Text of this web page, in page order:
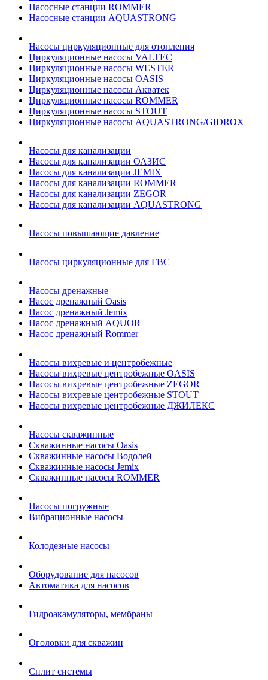
Насосные станции ROMMER
Насосные станции AQUASTRONG
Насосы циркуляционные для отопления
Циркуляционные насосы VALTEC
Циркуляционные насосы WESTER
Циркуляционные насосы OASIS
Циркуляционные насосы Акватек
Циркуляционные насосы ROMMER
Циркуляционные насосы STOUT
Циркуляционные насосы AQUASTRONG/GIDROX
Насосы для канализации
Насосы для канализации ОАЗИС
Насосы для канализации JEMIX
Насосы для канализации ROMMER
Насосы для канализации ZEGOR
Насосы для канализации AQUASTRONG
Насосы повышающие давление
Насосы циркуляционные для ГВС
Насосы дренажные
Насос дренажный Oasis
Насос дренажный Jemix
Насос дренажный AQUOR
Насос дренажный Rommer
Насосы вихревые и центробежные
Насосы вихревые центробежные OASIS
Насосы вихревые центробежные ZEGOR
Насосы вихревые центробежные STOUT
Насосы вихревые центробежные ДЖИЛЕКС
Насосы скважинные
Скважинные насосы Oasis
Скважинные насосы Водолей
Скважинные насосы Jemix
Cкважинные насосы ROMMER
Насосы погружные
Вибрационные насосы
Колодезные насосы
Оборудование для насосов
Автоматика для насосов
Гидроакамуляторы, мембраны
Оголовки для скважин
Сплит системы